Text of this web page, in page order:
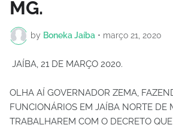
MG.
by Boneka Jaíba • março 21, 2020
JAÍBA, 21 DE MARÇO 2020.
OLHA AÍ GOVERNADOR ZEMA,
FUNCIONÁRIOS EM JAÍBA NORTE DE
TRABALHAREM COM O DECRETO